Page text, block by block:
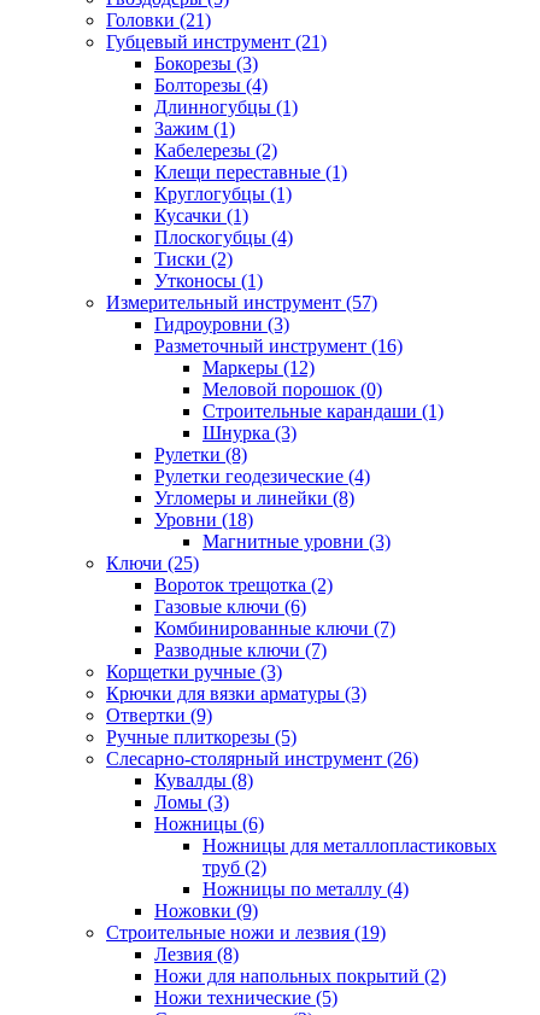
Головки (21)
Губцевый инструмент (21)
Бокорезы (3)
Болторезы (4)
Длинногубцы (1)
Зажим (1)
Кабелерезы (2)
Клещи переставные (1)
Круглогубцы (1)
Кусачки (1)
Плоскогубцы (4)
Тиски (2)
Утконосы (1)
Измерительный инструмент (57)
Гидроуровни (3)
Разметочный инструмент (16)
Маркеры (12)
Меловой порошок (0)
Строительные карандаши (1)
Шнурка (3)
Рулетки (8)
Рулетки геодезические (4)
Угломеры и линейки (8)
Уровни (18)
Магнитные уровни (3)
Ключи (25)
Вороток трещотка (2)
Газовые ключи (6)
Комбинированные ключи (7)
Разводные ключи (7)
Корщетки ручные (3)
Крючки для вязки арматуры (3)
Отвертки (9)
Ручные плиткорезы (5)
Слесарно-столярный инструмент (26)
Кувалды (8)
Ломы (3)
Ножницы (6)
Ножницы для металлопластиковых
труб (2)
Ножницы по металлу (4)
Ножовки (9)
Строительные ножи и лезвия (19)
Лезвия (8)
Ножи для напольных покрытий (2)
Ножи технические (5)